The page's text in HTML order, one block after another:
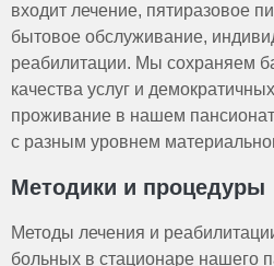
входит лечение, пятиразовое
бытовое обслуживание,
реабилитации. Мы сохраняем
качества услуг и
проживание в нашем
с разным уровнем
Методики и процедуры
Методы лечения и
больных в стационаре нашего